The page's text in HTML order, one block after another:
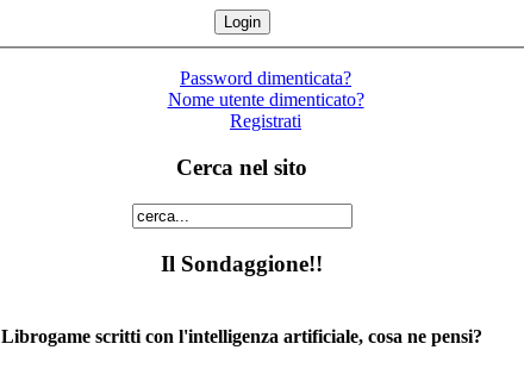
Password dimenticata?
Nome utente dimenticato?
Registrati
Cerca nel sito
Il Sondaggione!!
Librogame scritti con l'intelligenza artificiale, cosa ne pensi?